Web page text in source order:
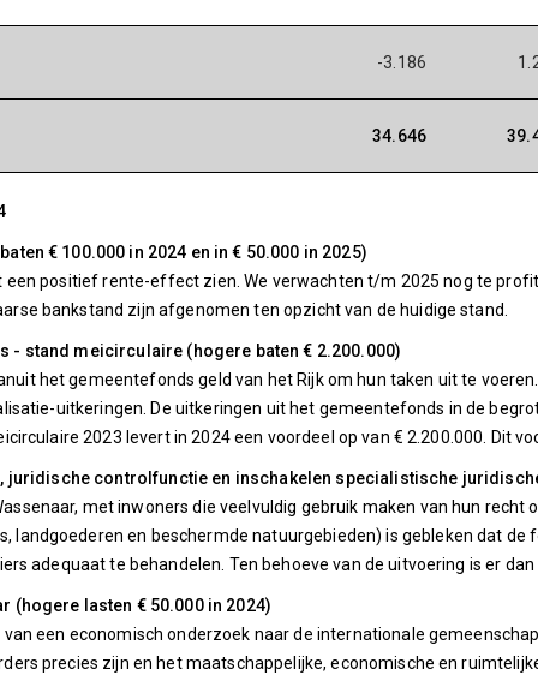
-3.186
34.646
€ 100.000 in 2024 en in € 50.000 in 2025)
een positief rente-effect zien. We verwachten t/m 2025 nog te
bankstand zijn afgenomen ten opzicht van de huidige stand.
- stand meicirculaire (hogere baten € 2.200.000)
het gemeentefonds geld van het Rijk om hun taken uit te
uitkeringen. De uitkeringen uit het gemeentefonds in de
2023 levert in 2024 een voordeel op van € 2.200.000. Dit
juridische controlfunctie en inschakelen specialistische
met inwoners die veelvuldig gebruik maken van hun recht
landgoederen en beschermde natuurgebieden) is gebleken dat
adequaat te behandelen. Ten behoeve van de uitvoering is er
(hogere lasten € 50.000 in 2024)
een economisch onderzoek naar de internationale
precies zijn en het maatschappelijke, economische en